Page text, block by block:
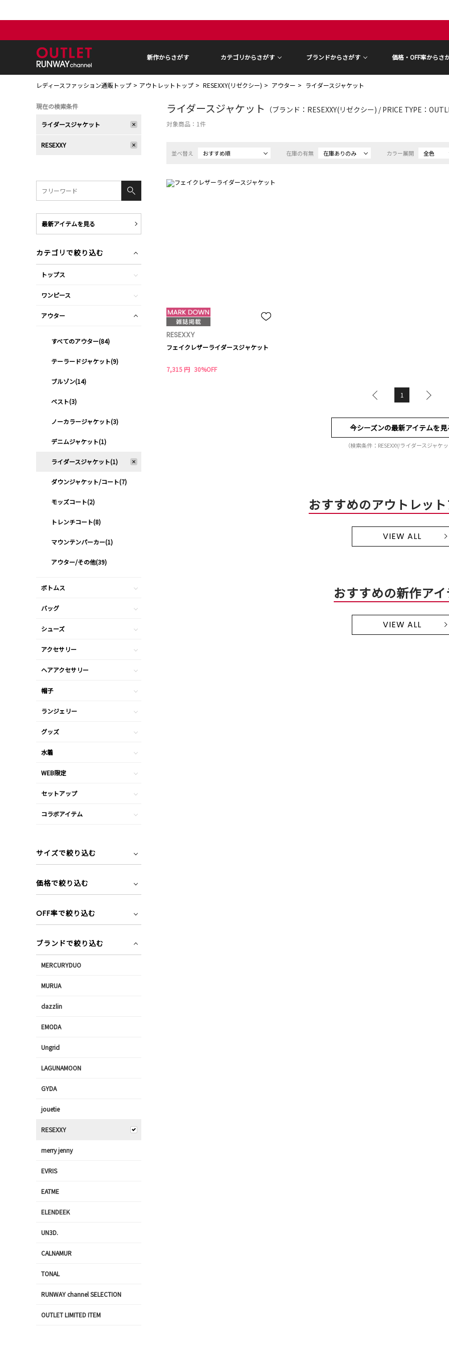
新作からさがす カテゴリからさがす ブランドからさがす 価格・OFF率からさ
レディースファッション通販トップ アウトレットトップ RESEXXY(リゼクシー) アウター ライダースジャケット
ライダースジャケット （ブランド：RESEXXY(リゼクシー) / PRICE TYPE：
対象商品： 1件
並べ替え おすすめ順 在庫の有無 在庫ありのみ カラー展開 全色
RESEXXY
フェイクレザーライダースジャケット
7,315 円 30%OFF
1
今シーズンの最新アイテムを見
（検索条件：RESEXXY/ライダースジャケッ
おすすめのアウトレッ
VIEW ALL
おすすめの新作ア
VIEW ALL
現在の検索条件
ライダースジャケット
RESEXXY
最新アイテムを見る
カテゴリで絞り込む
トップス
ワンピース
アウター
すべてのアウター(84)
テーラードジャケット(9)
ブルゾン(14)
ベスト(3)
ノーカラージャケット(3)
デニムジャケット(1)
ライダースジャケット(1)
ダウンジャケット/コート(7)
モッズコート(2)
トレンチコート(8)
マウンテンパーカー(1)
アウター/その他(39)
ボトムス
バッグ
シューズ
アクセサリー
ヘアアクセサリー
帽子
ランジェリー
グッズ
水着
WEB限定
セットアップ
コラボアイテム
サイズで絞り込む
価格で絞り込む
OFF率で絞り込む
ブランドで絞り込む
MERCURYDUO
MURUA
dazzlin
EMODA
Ungrid
LAGUNAMOON
GYDA
jouetie
RESEXXY
merry jenny
EVRIS
EATME
ELENDEEK
UN3D.
CALNAMUR
TONAL
RUNWAY channel SELECTION
OUTLET LIMITED ITEM